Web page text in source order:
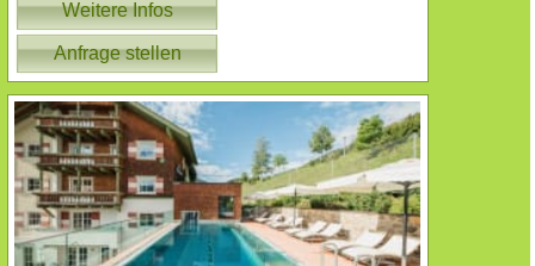
Weitere Infos
Anfrage stellen